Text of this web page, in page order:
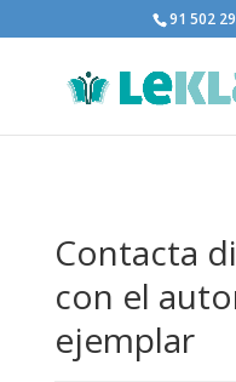
91 502
Contacta
con el
ejemplar